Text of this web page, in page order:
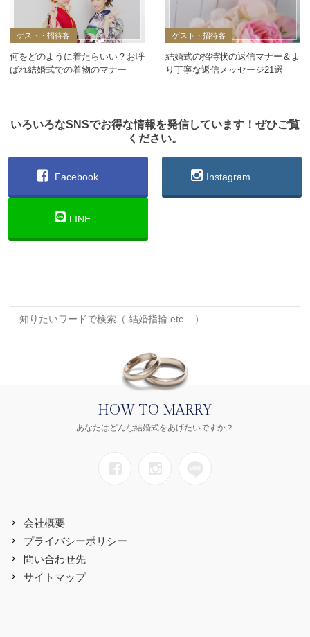
ゲスト・招待客
何をどのように着たらいい？お呼
ばれ結婚式での着物のマナー
ゲスト・招待客
結婚式の招待状の返信マナー＆よ
り丁寧な返信メッセージ21選
いろいろなSNSでお得な情報を発信しています！ぜひご覧
ください。
Facebook Instagram
LINE
HOW TO MARRY
あなたはどんな結婚式をあげたいですか？
会社概要
プライバシーポリシー
問い合わせ先
サイトマップ